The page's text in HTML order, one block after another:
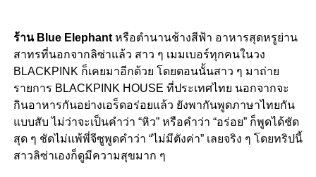
ร้าน Blue Elephantหรือตำนานช้างสีฟ้า อาหารสุดหรูย่าน
สาทรที่นอกจากลิซ่าแล้ว สาว ๆ เมมเบอร์ทุกคนในวง
BLACKPINK ก็เคยมาอีกด้วย โดยตอนนั้นสาว ๆ มาถ่าย
รายการ BLACKPINK HOUSE ที่ประเทศไทย นอกจากจะ
กินอาหารกันอย่างเอร็ดอร่อยแล้ว ยังพากันพูดภาษาไทยกัน
แบบสับ ไม่ว่าจะเป็นคำว่า “หิว” หรือคำว่า “อร่อย” ก็พูดได้ชัด
สุด ๆ ชัดไม่แพ้พี่จีซูพูดคำว่า “ไม่มีตังค่า” เลยจริง ๆ โดยทริปนี้
สาวลิซ่าเองก็ดูมีความสุขมาก ๆ